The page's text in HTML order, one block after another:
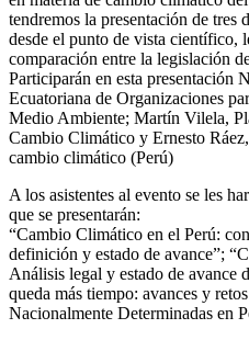
tendremos la presentación de tres
desde el punto de vista científico,
comparación entre la legislación
Participarán en esta presentación
Ecuatoriana de Organizaciones
Medio Ambiente; Martín Vilela,
Cambio Climático y Ernesto
cambio climático (Perú)
A los asistentes al evento se les
que se presentarán:
“Cambio Climático en el Perú:
definición y estado de avance”;
Análisis legal y estado de avance
queda más tiempo: avances y
Nacionalmente Determinadas en